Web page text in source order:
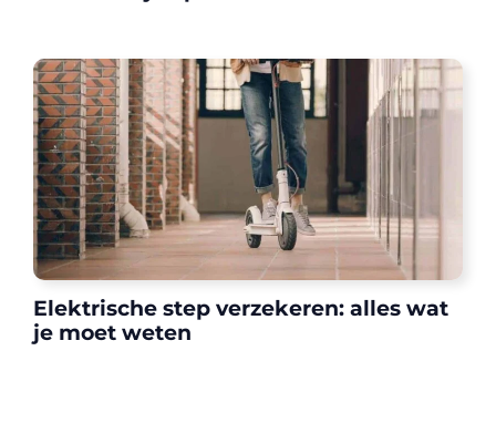
Elektrische step verzekeren: alles wat
je moet weten